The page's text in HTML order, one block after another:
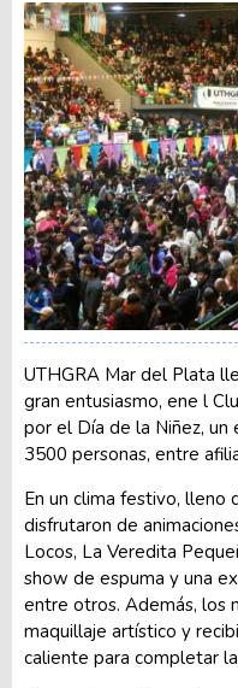
UTHGRA Mar del Plata
gran entusiasmo, ene l
por el Día de la Niñez,
3500 personas, entre
En un clima festivo, lleno
disfrutaron de
Locos, La Veredita
show de espuma y una
entre otros. Además, los
maquillaje artístico y
caliente para completar